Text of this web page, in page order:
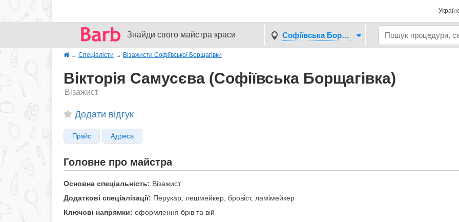
Знайди свого майстра краси Софіївська Борщагівка
→ Спеціалісти → Візажисти Софіївської Борщагівки
Вікторія Самусєва (Софіївська Борщагівка)
Візажист
Додати відгук
Прайс Адреса
Головне про майстра
Основна спеціальність: Візажист
Додаткові спеціалізації: Перукар, лешмейкер, бровіст, ламімейкер
Ключові напрямки: оформлення брів та вій